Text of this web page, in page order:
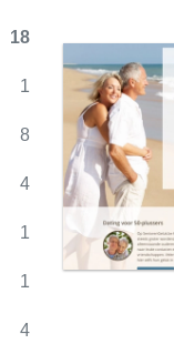
18
1
8
4
1
1
4